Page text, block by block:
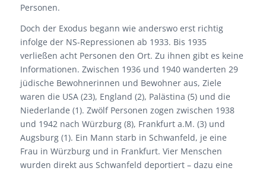
Personen.
Doch der Exodus begann wie anderswo erst richtig
infolge der NS-Repressionen ab 1933. Bis 1935
verließen acht Personen den Ort. Zu ihnen gibt es keine
Informationen. Zwischen 1936 und 1940 wanderten 29
jüdische Bewohnerinnen und Bewohner aus, Ziele
waren die USA (23), England (2), Palästina (5) und die
Niederlande (1). Zwölf Personen zogen zwischen 1938
und 1942 nach Würzburg (8), Frankfurt a.M. (3) und
Augsburg (1). Ein Mann starb in Schwanfeld, je eine
Frau in Würzburg und in Frankfurt. Vier Menschen
wurden direkt aus Schwanfeld deportiert – dazu eine